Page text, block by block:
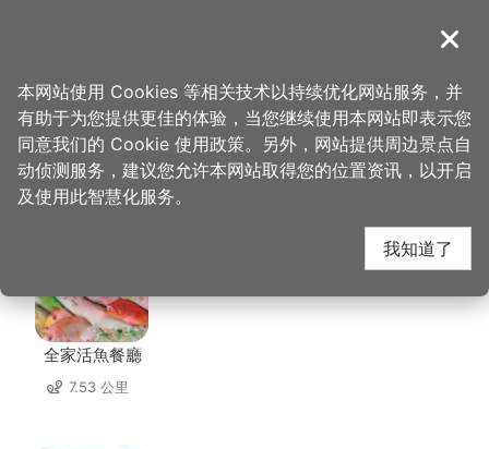
導覽
首页 > 想去的地方 > 美食、购物 > 阿姆坪餐厅
阿姆坪餐厅 周边店家
全家活魚餐廳
7.53 公里
关闭
本网站使用 Cookies 等相关技术以持续优化网站服务，并
有助于为您提供更佳的体验，当您继续使用本网站即表示您
同意我们的 Cookie 使用政策。另外，网站提供周边景点自
动侦测服务，建议您允许本网站取得您的位置资讯，以开启
及使用此智慧化服务。
我知道了